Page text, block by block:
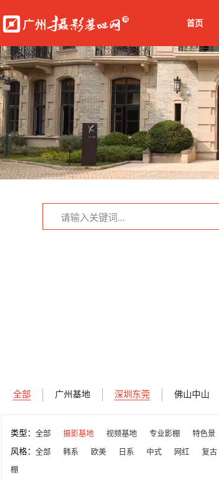
首页
全部 广州基地 深圳东莞 佛山中山
类型： 全部 摄影基地 视频基地 专业影棚 特色景
风格： 全部 韩系 欧美 日系 中式 网红 复古
棚